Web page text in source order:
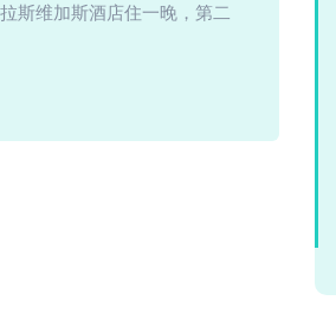
斯维加斯酒店住一晚，第二